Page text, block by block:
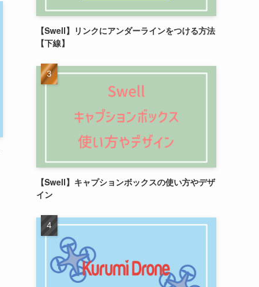
【Swell】リンクにアンダーラインをつける方法
【下線】
【Swell】キャプションボックスの使い方やデザ
イン